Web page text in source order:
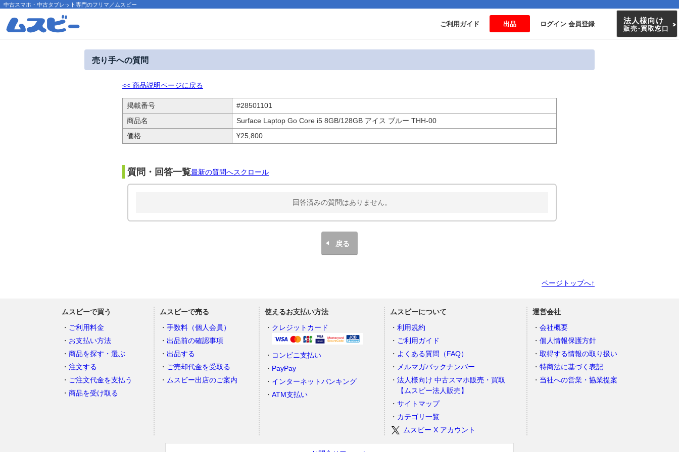
中古スマホ・中古タブレット専門のフリマ／ムスビー
ご利用ガイド 出品 ログイン 会員登録 法人様向け
販売・買取窓口
売り手への質問
<< 商品説明ページに戻る
掲載番号
#28501101
商品名
Surface Laptop Go Core i5 8GB/128GB アイス ブルー THH-00
価格
¥25,800
質問・回答一覧最新の質問へスクロール
回答済みの質問はありません。
戻る
ページトップへ↑
ムスビーで買う
ご利用料金
お支払い方法
商品を探す・選ぶ
注文する
ご注文代金を支払う
商品を受け取る
ムスビーで売る
手数料（個人会員）
出品前の確認事項
出品する
ご売却代金を受取る
ムスビー出店のご案内
使えるお支払い方法
クレジットカード
コンビニ支払い
PayPay
インターネットバンキング
ATM支払い
ムスビーについて
利用規約
ご利用ガイド
よくある質問（FAQ）
メルマガバックナンバー
法人様向け 中古スマホ販売・買取
【ムスビー法人販売】
サイトマップ
カテゴリ一覧
ムスビー X アカウント
運営会社
会社概要
個人情報保護方針
取得する情報の取り扱い
特商法に基づく表記
当社への営業・協業提案